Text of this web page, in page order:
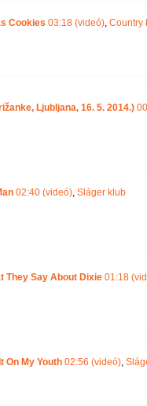
Cookies 03:18 (videó), Country
Ljubljana, 16. 5. 2014.)
02:40 (videó), Sláger klub
They Say About Dixie 01:18
On My Youth 02:56 (videó),